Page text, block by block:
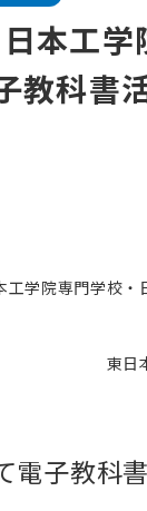
本工
教科書
工学院専門学校・
東日
電子教科